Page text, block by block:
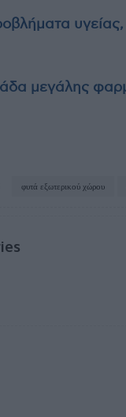
μεγάλης
φυτά εξωτερικού χώρου